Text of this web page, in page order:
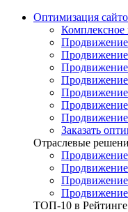
Оптимизация
Продвижение
Продвижение
Продвижение
Продвижение
Продвижение
Заказать
Отраслевые
Продвижение
ТОП-10 в